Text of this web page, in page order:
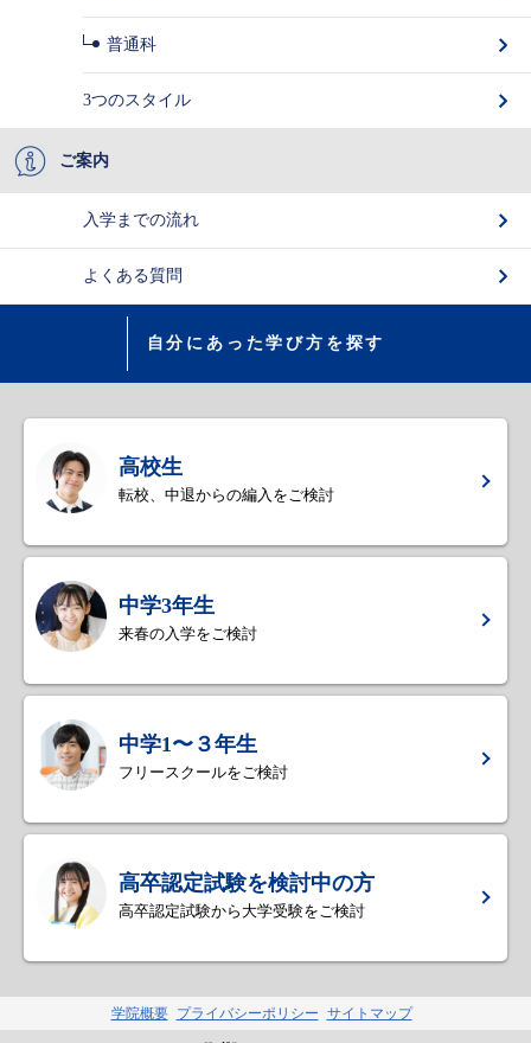
普通科
3つのスタイル
ご案内
入学までの流れ
よくある質問
自分にあった学び方を探す
高校生
転校、中退からの編入をご検討
中学3年生
来春の入学をご検討
中学1〜３年生
フリースクールをご検討
高卒認定試験を検討中の方
高卒認定試験から大学受験をご検討
学院概要 プライバシーポリシー サイトマップ